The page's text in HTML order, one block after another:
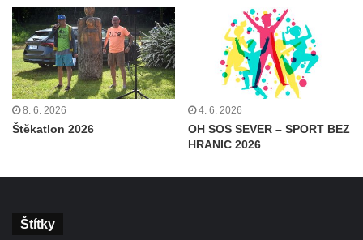
8. 6. 2026
Štěkatlon 2026
4. 6. 2026
OH SOS SEVER – SPORT BEZ
HRANIC 2026
Štítky